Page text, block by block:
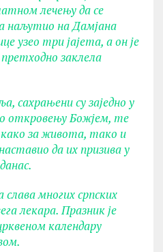
лечењу да се
наљутио на Дамјана
узео три јајета, а он је
заклела
сахрањени су заједно у
откровењу Божјем, те
за живота, тако и
да их призива у
многих српских
лекара. Празник је
календару